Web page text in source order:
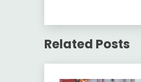
Related Posts